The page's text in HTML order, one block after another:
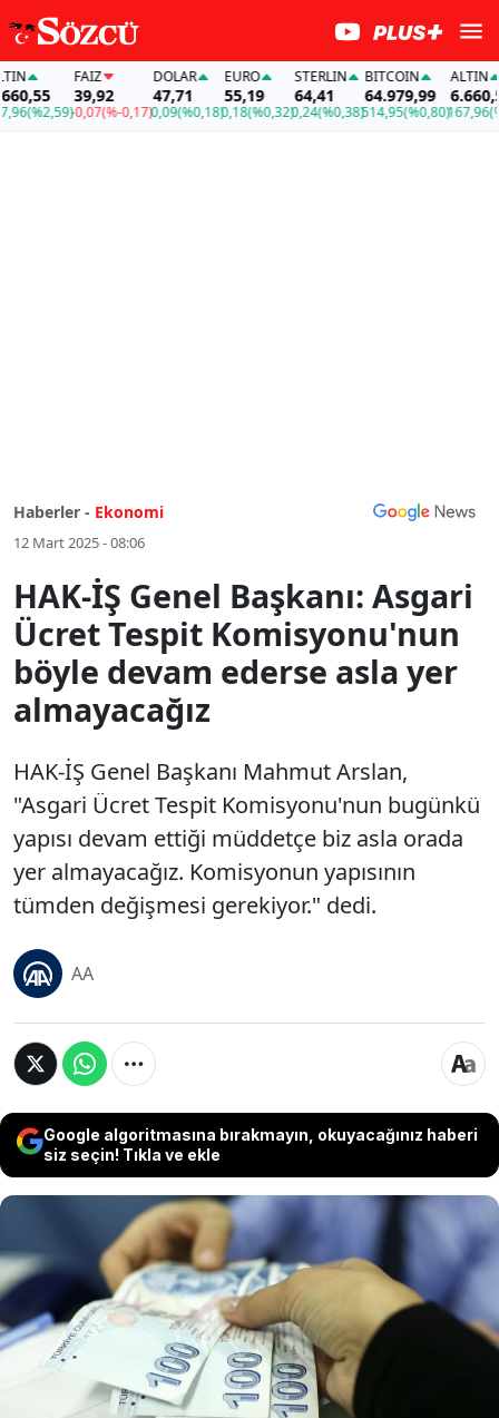
(%2,59)
FAİZ
39,92
-0,07(%-0,17)
DOLAR
47,71
0,09(%0,18)
EURO
55,19
0,18(%0,32)
STERLIN
64,41
0,24(%0,38)
BITCOIN
64.979,99
514,95(%0,80)
ALTIN
6.660,55
167,96
Haberler - Ekonomi
12 Mart 2025 - 08:06
HAK-İŞ Genel Başkanı: Asgari
Ücret Tespit Komisyonu'nun
böyle devam ederse asla yer
almayacağız
HAK-İŞ Genel Başkanı Mahmut Arslan,
"Asgari Ücret Tespit Komisyonu'nun bugünkü
yapısı devam ettiği müddetçe biz asla orada
yer almayacağız. Komisyonun yapısının
tümden değişmesi gerekiyor." dedi.
AA
Google algoritmasına bırakmayın, okuyacağınız haberi
siz seçin! Tıkla ve ekle
HAK-İŞ Genel Başkanı Mahmut Arslan, "Asgari
Ücret Tespit Komisyonu'nun bugünkü yapısı
devam ettiği müddetçe biz asla orada yer
almayacağız. Komisyonun yapısının tümden
değişmesi gerekiyor." dedi.